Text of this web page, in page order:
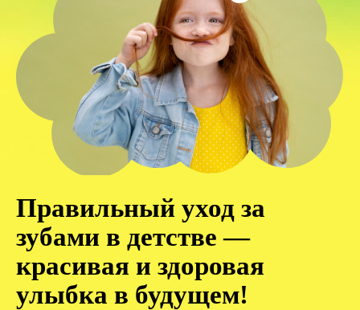
Правильный уход за
зубами в детстве —
красивая и здоровая
улыбка в будущем!